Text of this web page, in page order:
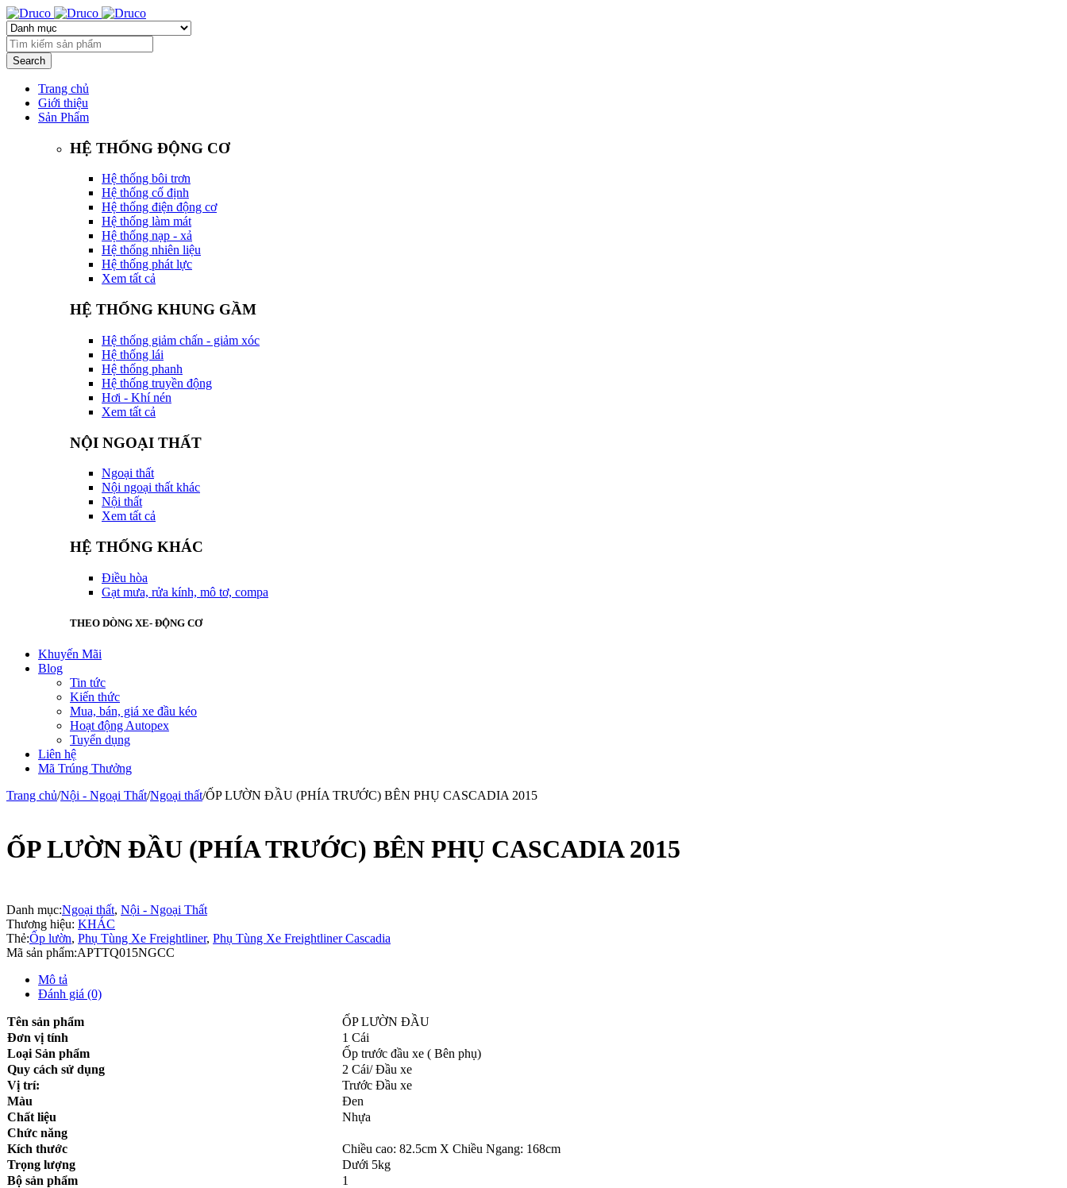
Trang chủ
Giới thiệu
Sản Phẩm
HỆ THỐNG ĐỘNG CƠ
Hệ thống bôi trơn
Hệ thống cố định
Hệ thống điện động cơ
Hệ thống làm mát
Hệ thống nạp - xả
Hệ thống nhiên liệu
Hệ thống phát lực
Xem tất cả
HỆ THỐNG KHUNG GẦM
Hệ thống giảm chấn - giảm xóc
Hệ thống lái
Hệ thống phanh
Hệ thống truyền động
Hơi - Khí nén
Xem tất cả
NỘI NGOẠI THẤT
Ngoại thất
Nội ngoại thất khác
Nội thất
Xem tất cả
HỆ THỐNG KHÁC
Điều hòa
Gạt mưa, rửa kính, mô tơ, compa
THEO DÒNG XE- ĐỘNG CƠ
Khuyến Mãi
Blog
Tin tức
Kiến thức
Mua, bán, giá xe đầu kéo
Hoạt động Autopex
Tuyển dụng
Liên hệ
Mã Trúng Thưởng
Trang chủ/Nội - Ngoại Thất/Ngoại thất/ỐP LƯỜN ĐẦU (PHÍA TRƯỚC) BÊN PHỤ CASCADIA 2015
ỐP LƯỜN ĐẦU (PHÍA TRƯỚC) BÊN PHỤ CASCADIA 2015
Danh mục:Ngoại thất, Nội - Ngoại Thất
Thương hiệu: KHÁC
Thẻ:Ốp lườn, Phụ Tùng Xe Freightliner, Phụ Tùng Xe Freightliner Cascadia
Mã sản phẩm:APTTQ015NGCC
Mô tả
Đánh giá (0)
Tên sản phẩm
ỐP LƯỜN ĐẦU
Đơn vị tính
1 Cái
Loại Sản phẩm
Ốp trước đầu xe ( Bên phụ)
Quy cách sử dụng
2 Cái/ Đầu xe
Vị trí:
Trước Đầu xe
Màu
Đen
Chất liệu
Nhựa
Chức năng
Kích thước
Chiều cao: 82.5cm X Chiều Ngang: 168cm
Trọng lượng
Dưới 5kg
Bộ sản phẩm
1